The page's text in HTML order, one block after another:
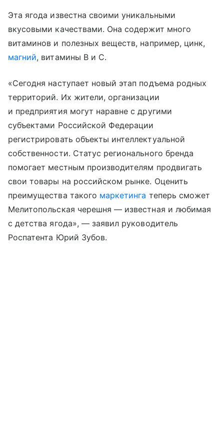
Эта ягода известна своими уникальными
вкусовыми качествами. Она содержит много
витаминов и полезных веществ, например, цинк,
магний, витамины В и С.
«Сегодня наступает новый этап подъема родных
территорий. Их жители, организации
и предприятия могут наравне с другими
субъектами Российской Федерации
регистрировать объекты интеллектуальной
собственности. Статус регионального бренда
помогает местным производителям продвигать
свои товары на российском рынке. Оценить
преимущества такого маркетинга теперь сможет
Мелитопольская черешня — известная и любимая
с детства ягода», — заявил руководитель
Роспатента Юрий Зубов.